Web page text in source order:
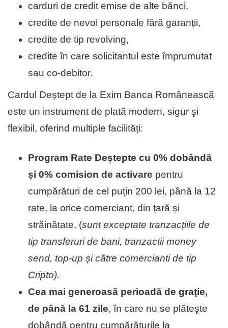
carduri de credit emise de alte bănci,
credite de nevoi personale fără garanții,
credite de tip revolving,
credite în care solicitantul este împrumutat
sau co-debitor.
Cardul Deștept de la Exim Banca Românească
este un instrument de plată modern, sigur şi
flexibil, oferind multiple facilități:
Program Rate Deștepte cu 0% dobândă
și 0% comision de activare pentru
cumpărături de cel puțin 200 lei, până la 12
rate, la orice comerciant, din țară și
străinătate. (sunt exceptate tranzacțiile de
tip transferuri de bani, tranzactii money
send, top-up și către comercianti de tip
Cripto).
Cea mai generoasă perioadă de graţie,
de până la 61 zile, în care nu se plăteşte
dobândă pentru cumpărăturile la